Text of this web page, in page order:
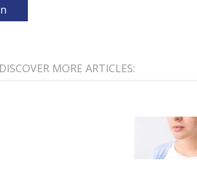
DISCOVER MORE ARTICLES: